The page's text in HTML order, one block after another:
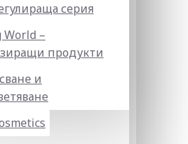
серия
World –
продукти
и